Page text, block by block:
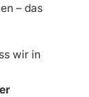
– das
wir in